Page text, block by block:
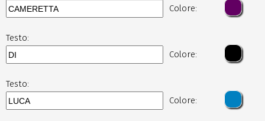
Colore:
Testo:
Colore:
Testo:
Colore: